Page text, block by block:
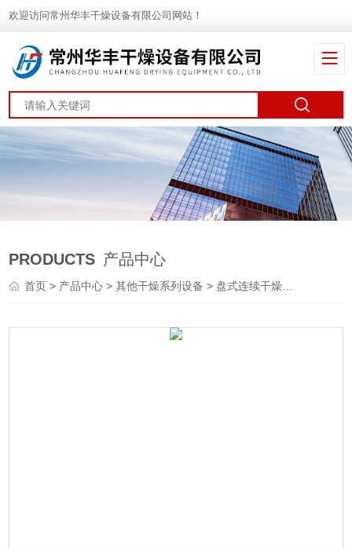
欢迎访问常州华丰干燥设备有限公司网站！
PRODUCTS 产品中心
首页> 产品中心 >其他干燥系列设备 > 盘式连续干燥机